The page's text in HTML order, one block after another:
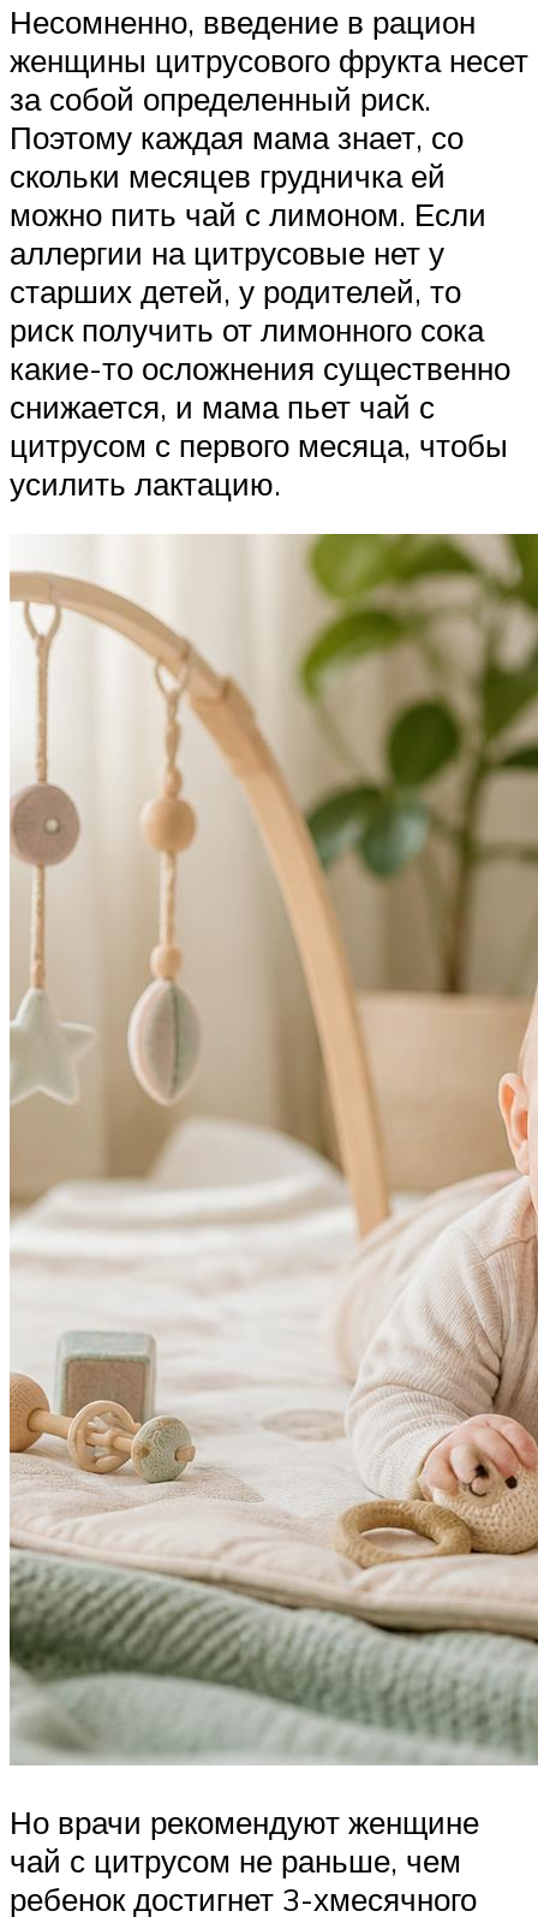
Несомненно, введение в рацион
женщины цитрусового фрукта несет
за собой определенный риск.
Поэтому каждая мама знает, со
скольки месяцев грудничка ей
можно пить чай с лимоном. Если
аллергии на цитрусовые нет у
старших детей, у родителей, то
риск получить от лимонного сока
какие-то осложнения существенно
снижается, и мама пьет чай с
цитрусом с первого месяца, чтобы
усилить лактацию.
Но врачи рекомендуют женщине
чай с цитрусом не раньше, чем
ребенок достигнет 3-хмесячного